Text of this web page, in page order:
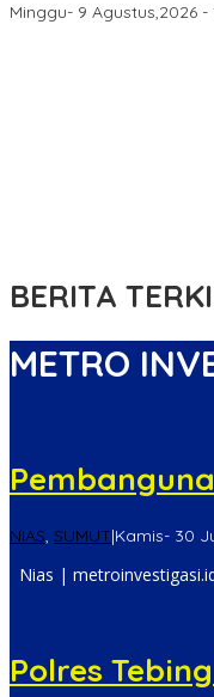
Minggu- 9 Agustus,2026 -
BERITA
METRO
NIAS, SUMUT|Kamis- 30
Nias |
Polres